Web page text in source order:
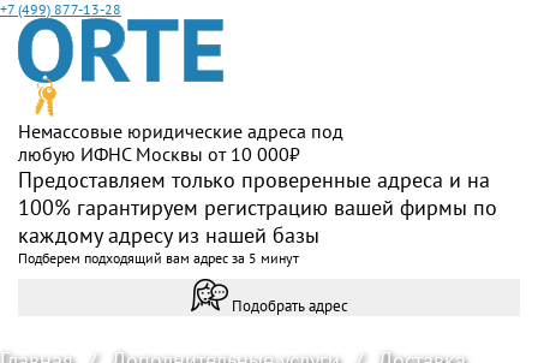
+7 (499) 877-13-28
Немассовые юридические адреса под
любую ИФНС Москвы от 10 000₽
Предоставляем только проверенные адреса и на
100% гарантируем регистрацию вашей фирмы по
каждому адресу из нашей базы
Подберем подходящий вам адрес за 5 минут
Подобрать адрес